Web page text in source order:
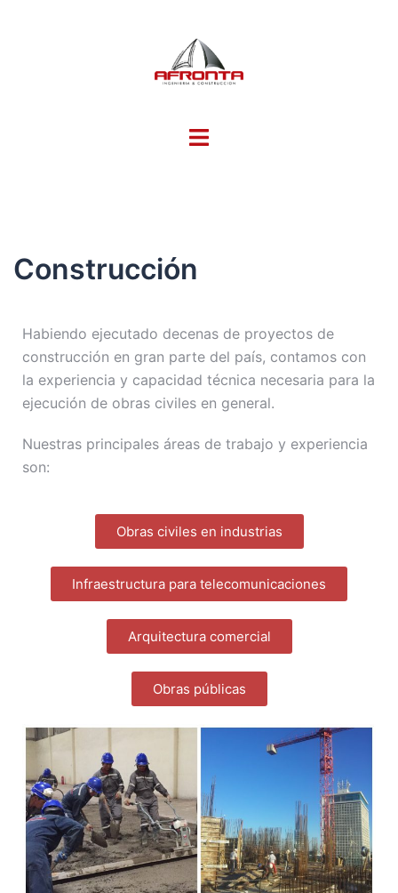
Construcción
Habiendo ejecutado decenas de proyectos de
construcción en gran parte del país, contamos con
la experiencia y capacidad técnica necesaria para la
ejecución de obras civiles en general.
Nuestras principales áreas de trabajo y experiencia
son:
Obras civiles en industrias
Infraestructura para telecomunicaciones
Arquitectura comercial
Obras públicas